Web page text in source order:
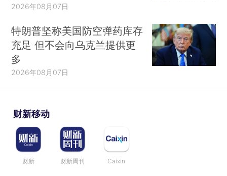
2026年08月07日
特朗普坚称美国防空弹药库存
充足 但不会向乌克兰提供更
多
2026年08月07日
财新移动
财新 财新周刊 Caixin